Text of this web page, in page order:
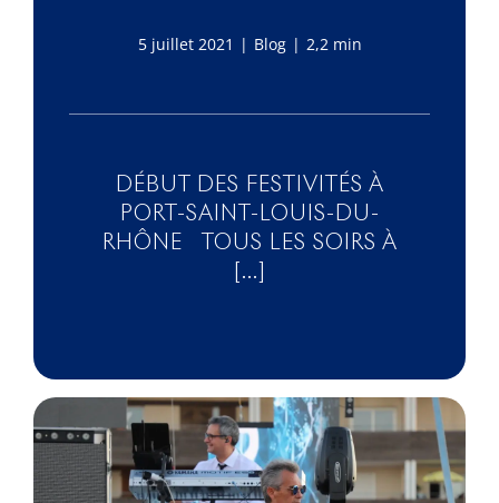
5 juillet 2021 | Blog | 2,2 min
DÉBUT DES FESTIVITÉS À
PORT-SAINT-LOUIS-DU-
RHÔNE TOUS LES SOIRS À
[...]